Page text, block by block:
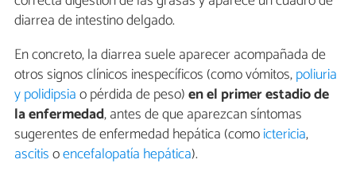
diarrea de intestino delgado.
En concreto, la diarrea suele aparecer acompañada de
otros signos clínicos inespecíficos (como vómitos,poliuria
y polidipsiao pérdida de peso)en el primer estadio de
la enfermedad, antes de que aparezcan síntomas
sugerentes de enfermedad hepática (comoictericia,
ascitisoencefalopatía hepática).